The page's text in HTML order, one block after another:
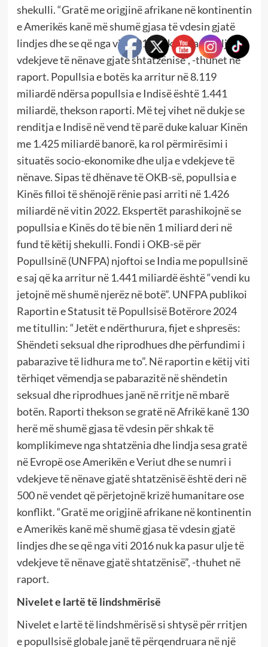
shekulli. “Gratë me origjinë afrikane në kontinentin
e Amerikës kanë më shumë gjasa të vdesin gjatë
lindjes dhe se që nga viti 2016 nuk ka pasur ulje të
vdekjeve të nënave gjatë shtatzënisë”, -thuhet në
raport. Popullsia e botës ka arritur në 8.119
miliardë ndërsa popullsia e Indisë është 1.441
miliardë, thekson raporti. Më tej vihet në dukje se
renditja e Indisë në vend të parë duke kaluar Kinën
me 1.425 miliardë banorë, ka rol përmirësimi i
situatës socio-ekonomike dhe ulja e vdekjeve të
nënave. Sipas të dhënave të OKB-së, popullsia e
Kinës filloi të shënojë rënie pasi arriti në 1.426
miliardë në vitin 2022. Ekspertët parashikojnë se
popullsia e Kinës do të bie nën 1 miliard deri në
fund të këtij shekulli. Fondi i OKB-së për
Popullsinë (UNFPA) njoftoi se India me popullsinë
e saj që ka arritur në 1.441 miliardë është “vendi ku
jetojnë më shumë njerëz në botë”. UNFPA publikoi
Raportin e Statusit të Popullsisë Botërore 2024
me titullin: “Jetët e ndërthurura, fijet e shpresës:
Shëndeti seksual dhe riprodhues dhe përfundimi i
pabarazive të lidhura me to”. Në raportin e këtij viti
tërhiqet vëmendja se pabarazitë në shëndetin
seksual dhe riprodhues janë në rritje në mbarë
botën. Raporti thekson se gratë në Afrikë kanë 130
herë më shumë gjasa të vdesin për shkak të
komplikimeve nga shtatzënia dhe lindja sesa gratë
në Evropë ose Amerikën e Veriut dhe se numri i
vdekjeve të nënave gjatë shtatzënisë është deri në
500 në vendet që përjetojnë krizë humanitare ose
konflikt. “Gratë me origjinë afrikane në kontinentin
e Amerikës kanë më shumë gjasa të vdesin gjatë
lindjes dhe se që nga viti 2016 nuk ka pasur ulje të
vdekjeve të nënave gjatë shtatzënisë”, -thuhet në
raport.
Nivelet e lartë të lindshmërisë
Nivelet e lartë të lindshmërisë si shtysë për rritjen
e popullsisë globale janë të përqendruara në një